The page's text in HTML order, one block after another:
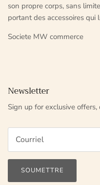
son propre corps, sans
portant des accessoires
Societe MW commerce
Newsletter
Sign up for exclusive
SOUMETTRE